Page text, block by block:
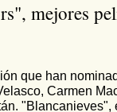
mejores
que han
Carmen
"Blancanieves",